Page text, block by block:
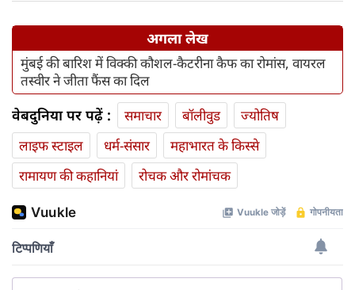
अगला लेख
मुंबई की बारिश में विक्की कौशल-कैटरीना कैफ का रोमांस, वायरल
तस्वीर ने जीता फैंस का दिल
वेबदुनिया पर पढ़ें : समाचार बॉलीवुड
ज्योतिष
लाइफ स्‍टाइल
धर्म-संसार
महाभारत के किस्से
रामायण की कहानियां
रोचक और रोमांचक